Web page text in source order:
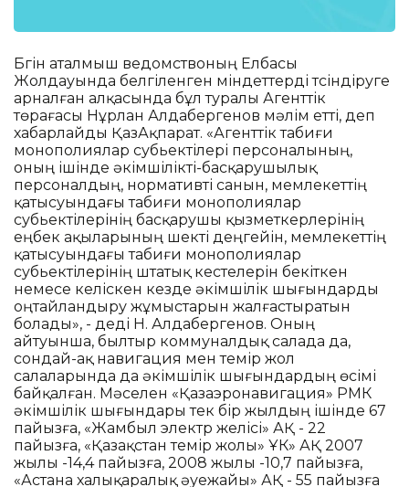
Бүгін аталмыш ведомствоның Елбасы
Жолдауында белгіленген міндеттерді түсіндіруге
арналған алқасында бұл туралы Агенттік
төрағасы Нұрлан Алдабергенов мәлім етті, деп
хабарлайды ҚазАқпарат. «Агенттік табиғи
монополиялар субьектілері персоналының,
оның ішінде әкімшілікті-басқарушылық
персоналдың, нормативті санын, мемлекеттің
қатысуындағы табиғи монополиялар
субьектілерінің басқарушы қызметкерлерінің
еңбек ақыларының шекті деңгейін, мемлекеттің
қатысуындағы табиғи монополиялар
субьектілерінің штатық кестелерін бекіткен
немесе келіскен кезде әкімшілік шығындарды
оңтайландыру жұмыстарын жалғастыратын
болады», - деді Н. Алдабергенов. Оның
айтуынша, былтыр коммуналдық салада да,
сондай-ақ навигация мен темір жол
салаларында да әкімшілік шығындардың өсімі
байқалған. Мәселен «Қазаэронавигация» РМК
әкімшілік шығындары тек бір жылдың ішінде 67
пайызға, «Жамбыл электр желісі» АҚ - 22
пайызға, «Қазақстан темір жолы» ҰК» АҚ 2007
жылы -14,4 пайызға, 2008 жылы -10,7 пайызға,
«Астана халықаралық әуежайы» АҚ - 55 пайызға